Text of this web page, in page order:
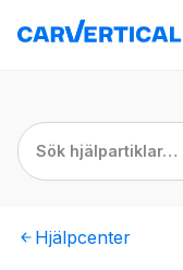
Sök hjälpartiklar…
Hjälpcenter